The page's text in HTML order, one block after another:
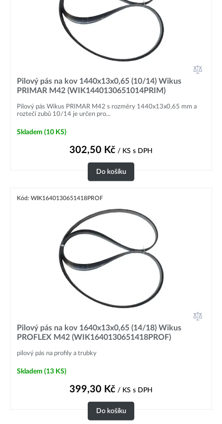
Pilový pás na kov 1440x13x0,65 (10/14) Wikus
PRIMAR M42 (WIK1440130651014PRIM)
Pilový pás Wikus PRIMAR M42 s rozměry 1440x13x0,65 mm a
roztečí zubů 10/14 je určen pro...
Skladem (10 KS)
302,50 Kč / KS s DPH
Do košíku
Kód: WIK1640130651418PROF
Pilový pás na kov 1640x13x0,65 (14/18) Wikus
PROFLEX M42 (WIK1640130651418PROF)
pilový pás na profily a trubky
Skladem (13 KS)
399,30 Kč / KS s DPH
Do košíku